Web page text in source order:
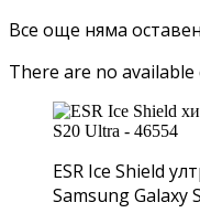
Все още няма
There are no available
ESR Ice Shield
Samsung Galaxy